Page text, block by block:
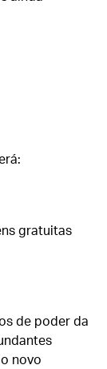
gratuitas
de poder da
novo